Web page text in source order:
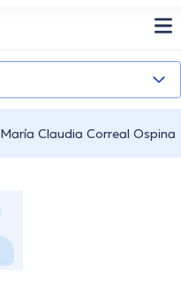
María Claudia Correal Ospina